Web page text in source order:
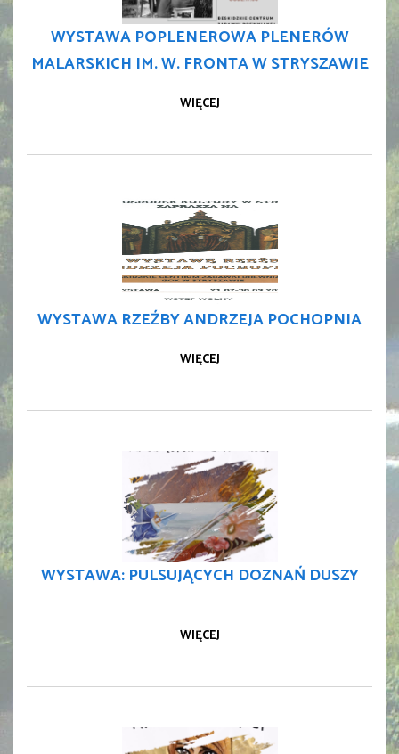
WYSTAWA POPLENEROWA PLENERÓW
MALARSKICH IM. W. FRONTA W STRYSZAWIE
WIĘCEJ
WYSTAWA RZEŹBY ANDRZEJA POCHOPNIA
WIĘCEJ
WYSTAWA: PULSUJĄCYCH DOZNAŃ DUSZY
WIĘCEJ